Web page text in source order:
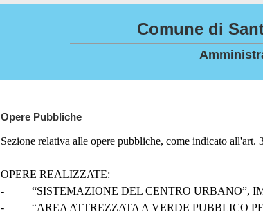
Comune di
Opere Pubbliche
Sezione relativa alle opere pubbliche, come indicato all'art.
OPERE REALIZZATE:
-
“SISTEMAZIONE DEL CENTRO URBANO”,
-
“AREA ATTREZZATA A VERDE PUBBLICO